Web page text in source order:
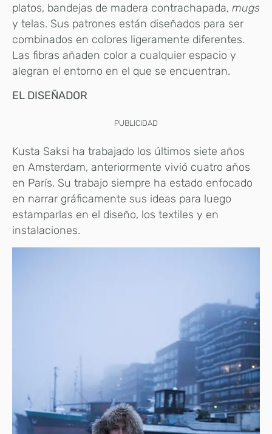
platos, bandejas de madera contrachapada, mugs
y telas. Sus patrones están diseñados para ser
combinados en colores ligeramente diferentes.
Las fibras añaden color a cualquier espacio y
alegran el entorno en el que se encuentran.
EL DISEÑADOR
PUBLICIDAD
Kusta Saksi ha trabajado los últimos siete años
en Amsterdam, anteriormente vivió cuatro años
en París. Su trabajo siempre ha estado enfocado
en narrar gráficamente sus ideas para luego
estamparlas en el diseño, los textiles y en
instalaciones.